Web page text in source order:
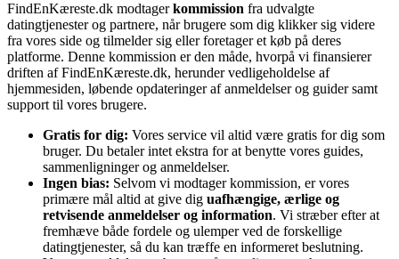
FindEnKæreste.dk modtagerkommission fra udvalgte
datingtjenester og partnere, når brugere som dig klikker sig videre
fra vores side og tilmelder sig eller foretager et køb på deres
platforme. Denne kommission er den måde, hvorpå vi finansierer
driften af FindEnKæreste.dk, herunder vedligeholdelse af
hjemmesiden, løbende opdateringer af anmeldelser og guider samt
support til vores brugere.
Gratis for dig: Vores service vil altid være gratis for dig som
bruger. Du betaler intet ekstra for at benytte vores guides,
sammenligninger og anmeldelser.
Ingen bias: Selvom vi modtager kommission, er vores
primære mål altid at give dig uafhængige, ærlige og
retvisende anmeldelser og information. Vi stræber efter at
fremhæve både fordele og ulemper ved de forskellige
datingtjenester, så du kan træffe en informeret beslutning.